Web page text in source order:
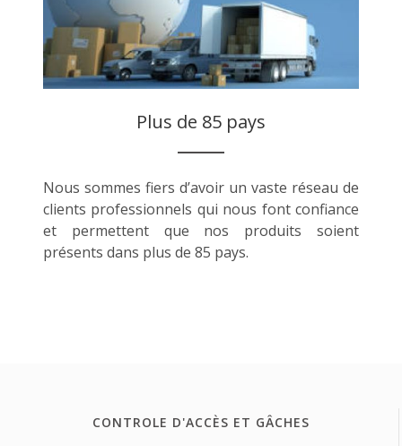
Plus de 85 pays
Nous sommes fiers d’avoir un vaste réseau de
clients professionnels qui nous font confiance
et permettent que nos produits soient
présents dans plus de 85 pays.
CONTROLE D'ACCÈS ET GÂCHES